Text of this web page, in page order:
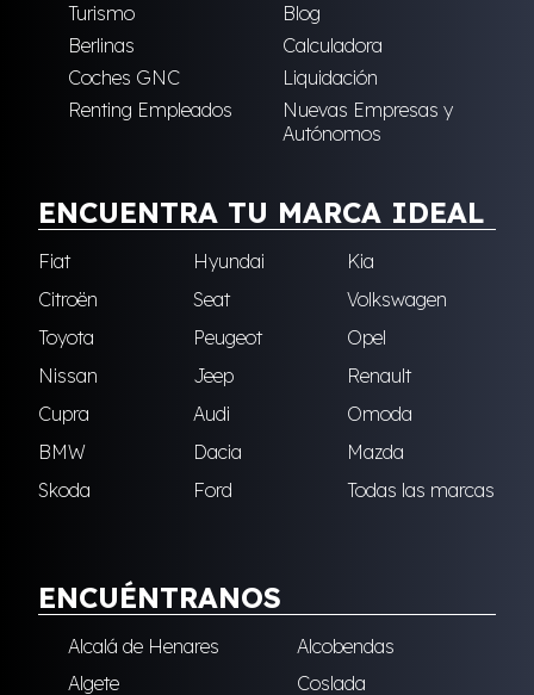
Turismo
Blog
Berlinas
Calculadora
Coches GNC
Liquidación
Renting Empleados
Nuevas Empresas y
Autónomos
ENCUENTRA TU MARCA IDEAL
Fiat Hyundai
Kia
Citroën
Seat
Volkswagen
Toyota
Peugeot
Opel
Nissan
Jeep
Renault
Cupra
Audi
Omoda
BMW
Dacia
Mazda
Skoda
Ford Todas las marcas
ENCUÉNTRANOS
Alcalá de Henares
Alcobendas
Algete
Coslada